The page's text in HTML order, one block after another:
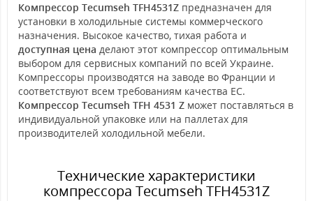
Компрессор Tecumseh TFH4531Z предназначен для
установки в холодильные системы коммерческого
назначения. Высокое качество, тихая работа и
доступная цена делают этот компрессор оптимальным
выбором для сервисных компаний по всей Украине.
Компрессоры производятся на заводе во Франции и
соответствуют всем требованиям качества ЕС.
Компрессор Tecumseh TFH 4531 Z может поставляться в
индивидуальной упаковке или на паллетах для
производителей холодильной мебели.
Технические характеристики
компрессора Tecumseh TFH4531Z